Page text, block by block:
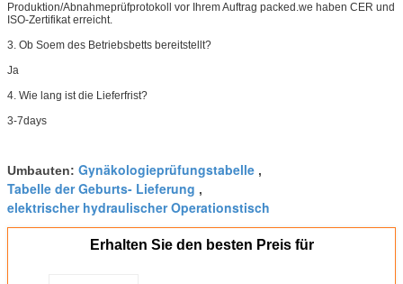
Produktion/Abnahmeprüfprotokoll vor Ihrem Auftrag packed.we haben CER und
ISO-Zertifikat erreicht.
3. Ob Soem des Betriebsbetts bereitstellt?
Ja
4. Wie lang ist die Lieferfrist?
3-7days
Umbauten: Gynäkologieprüfungstabelle ,
Tabelle der Geburts- Lieferung ,
elektrischer hydraulischer Operationstisch
Erhalten Sie den besten Preis für